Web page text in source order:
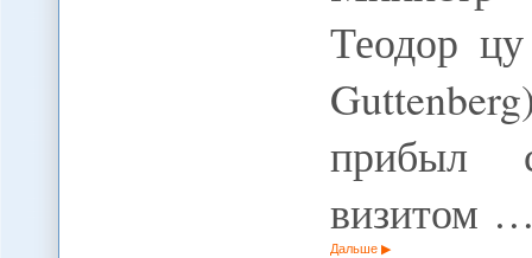
Теодор
прибыл
визитом
Дальше